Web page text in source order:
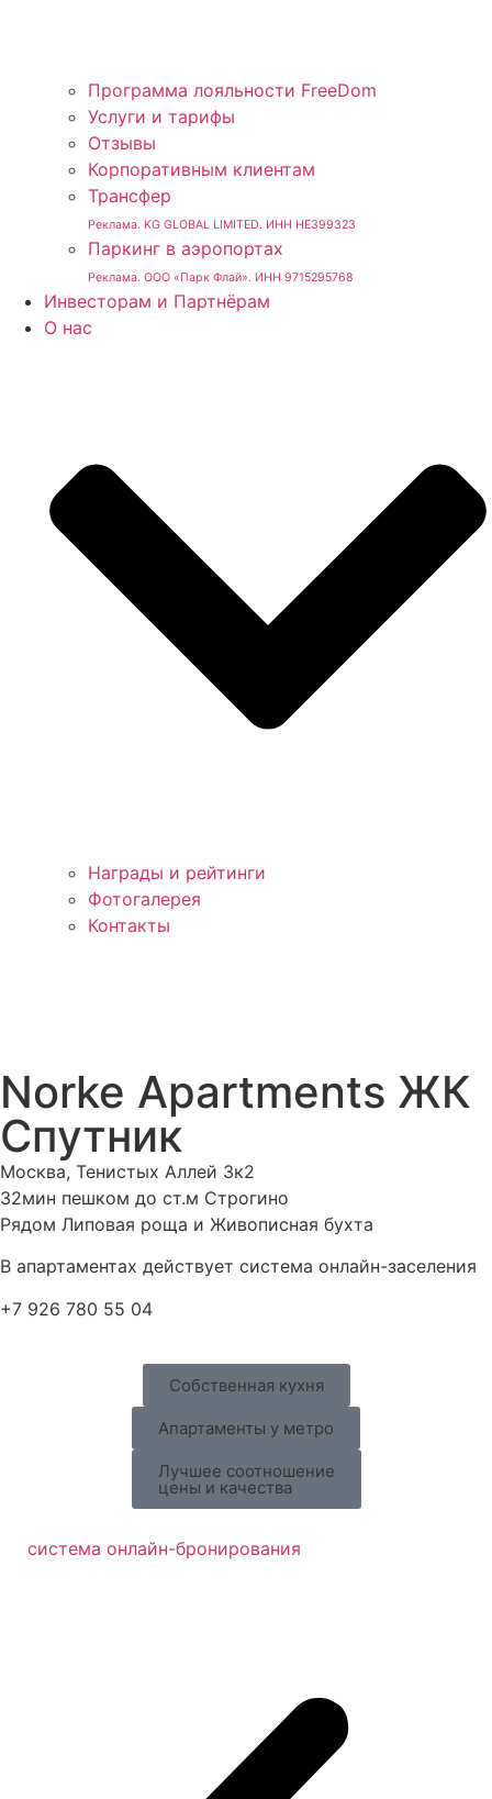
Программа лояльности FreeDom
Услуги и тарифы
Отзывы
Корпоративным клиентам
Трансфер
Реклама. KG GLOBAL LIMITED. ИНН HE399323
Паркинг в аэропортах
Реклама. ООО «Парк Флай». ИНН 9715295768
Инвесторам и Партнёрам
О нас
Награды и рейтинги
Фотогалерея
Контакты
Norke Apartments ЖК
Спутник
Москва, Тенистых Аллей 3к2
32мин пешком до ст.м Строгино
Рядом Липовая роща и Живописная бухта
В апартаментах действует система онлайн-заселения
+7 926 780 55 04
Собственная кухня
Апартаменты у метро
Лучшее соотношение
цены и качества
система онлайн-бронирования